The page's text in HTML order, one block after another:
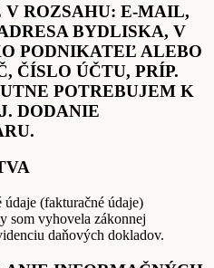
V ROZSAHU: E-MAIL,
BYDLISKA, V
PODNIKATEĽ ALEBO
ČÍSLO ÚČTU, PRÍP.
POTREBUJEM K
DODANIE
(fakturačné údaje)
som vyhovela zákonnej
daňových dokladov.